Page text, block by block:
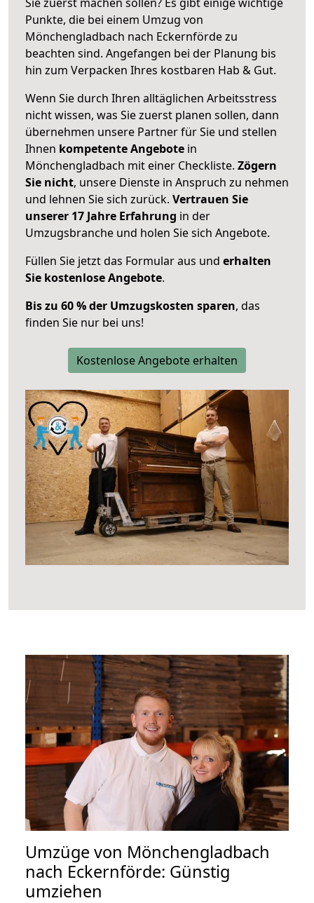
Punkte, die bei einem Umzug von
Mönchengladbach nach Eckernförde zu
beachten sind. Angefangen bei der Planung bis
hin zum Verpacken Ihres kostbaren Hab & Gut.
Wenn Sie durch Ihren alltäglichen Arbeitsstress
nicht wissen, was Sie zuerst planen sollen, dann
übernehmen unsere Partner für Sie und stellen
Ihnen kompetente Angebote in
Mönchengladbach mit einer Checkliste. Zögern
Sie nicht, unsere Dienste in Anspruch zu nehmen
und lehnen Sie sich zurück. Vertrauen Sie
unserer 17 Jahre Erfahrung in der
Umzugsbranche und holen Sie sich Angebote.
Füllen Sie jetzt das Formular aus und erhalten
Sie kostenlose Angebote.
Bis zu 60 % der Umzugskosten sparen, das
finden Sie nur bei uns!
Kostenlose Angebote erhalten
Umzüge von Mönchengladbach
nach Eckernförde: Günstig
umziehen